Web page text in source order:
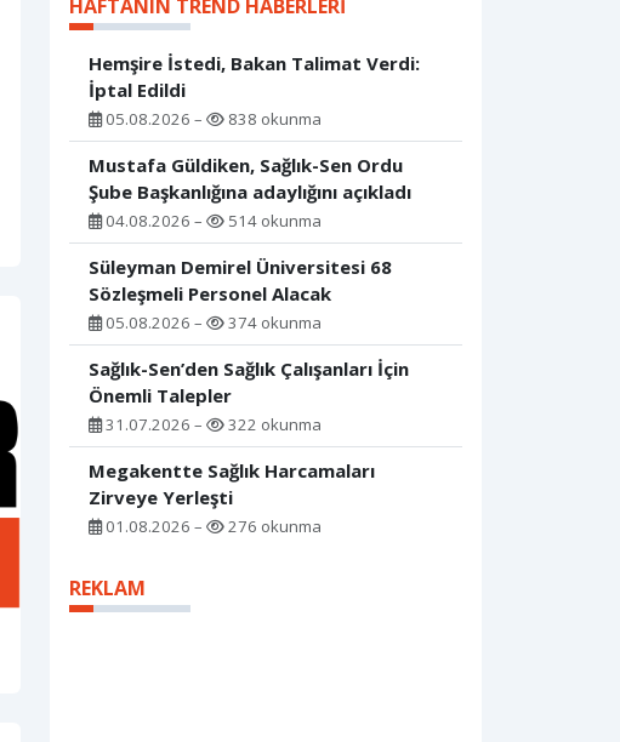
HAFTANIN TREND HABERLERI
Hemşire İstedi, Bakan Talimat Verdi:
İptal Edildi
05.08.2026 – 838 okunma
Mustafa Güldiken, Sağlık-Sen Ordu
Şube Başkanlığına adaylığını açıkladı
04.08.2026 – 514 okunma
Süleyman Demirel Üniversitesi 68
Sözleşmeli Personel Alacak
05.08.2026 – 374 okunma
Sağlık-Sen’den Sağlık Çalışanları İçin
Önemli Talepler
31.07.2026 – 322 okunma
Megakentte Sağlık Harcamaları
Zirveye Yerleşti
01.08.2026 – 276 okunma
REKLAM